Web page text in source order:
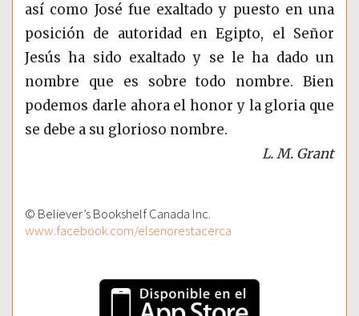
así como José fue exaltado y puesto en una
posición de autoridad en Egipto, el Señor
Jesús ha sido exaltado y se le ha dado un
nombre que es sobre todo nombre. Bien
podemos darle ahora el honor y la gloria que
se debe a su glorioso nombre.
L. M. Grant
© Believer’s Bookshelf Canada Inc.
www.facebook.com/elsenorestacerca